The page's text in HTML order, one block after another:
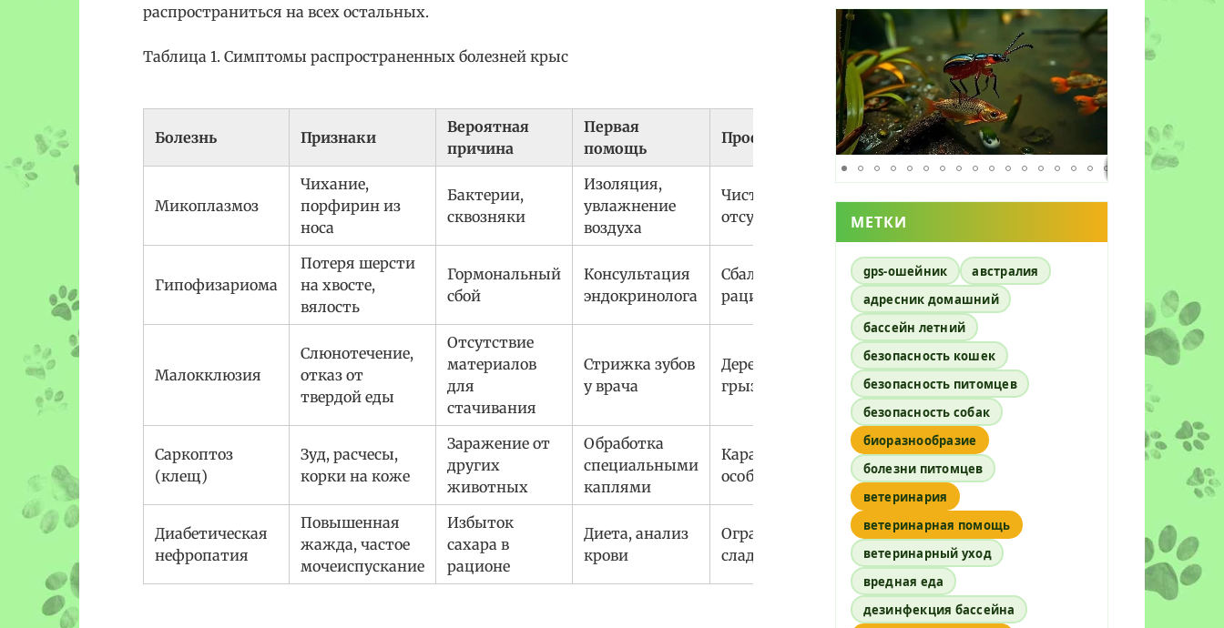
распространиться на всех остальных.
Таблица 1. Симптомы распространенных болезней крыс
Болезнь Признаки
Вероятная
причина
Первая
помощь
Профилактика
Микоплазмоз
Чихание,
порфирин из
носа
Бактерии,
сквозняки
Изоляция,
увлажнение
воздуха
Чистота,
отсутствие пыли
Гипофизариома
Потеря шерсти
на хвосте,
вялость
Гормональный
сбой
Консультация
эндокринолога
Сбалансированный
рацион
Малокклюзия
Слюнотечение,
отказ от
твердой еды
Отсутствие
материалов
для
стачивания
Стрижка зубов
у врача
Деревянные
грызунки
Саркоптоз
(клещ)
Зуд, расчесы,
корки на коже
Заражение от
других
животных
Обработка
специальными
каплями
Карантин новых
особей
Диабетическая
нефропатия
Повышенная
жажда, частое
мочеиспускание
Избыток
сахара в
рационе
Диета, анализ
крови
Ограничение
сладостей
МЕТКИ
gps-ошейник
австралия
адресник домашний
бассейн летний
безопасность кошек
безопасность питомцев
безопасность собак
биоразнообразие
болезни питомцев
ветеринария
ветеринарная помощь
ветеринарный уход
вредная еда
дезинфекция бассейна